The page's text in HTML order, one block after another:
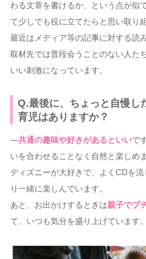
わる文章を書けるか、という点が似
て少しでも役に立てたらと思い取り
最近はメディア等の記事に対する読
取材先では普段会うことのない人た
いい刺激になっています。
Q.最後に、ちょっと自慢し
育児はありますか？
―共通の趣味や好きがあるといいで
いを合わせることなく自然と楽しめ
ディズニーが大好きで、よくCDを
り一緒に楽しんでいます。
あと、お出かけするときは親子でプ
て、いつも気分を盛り上げています。